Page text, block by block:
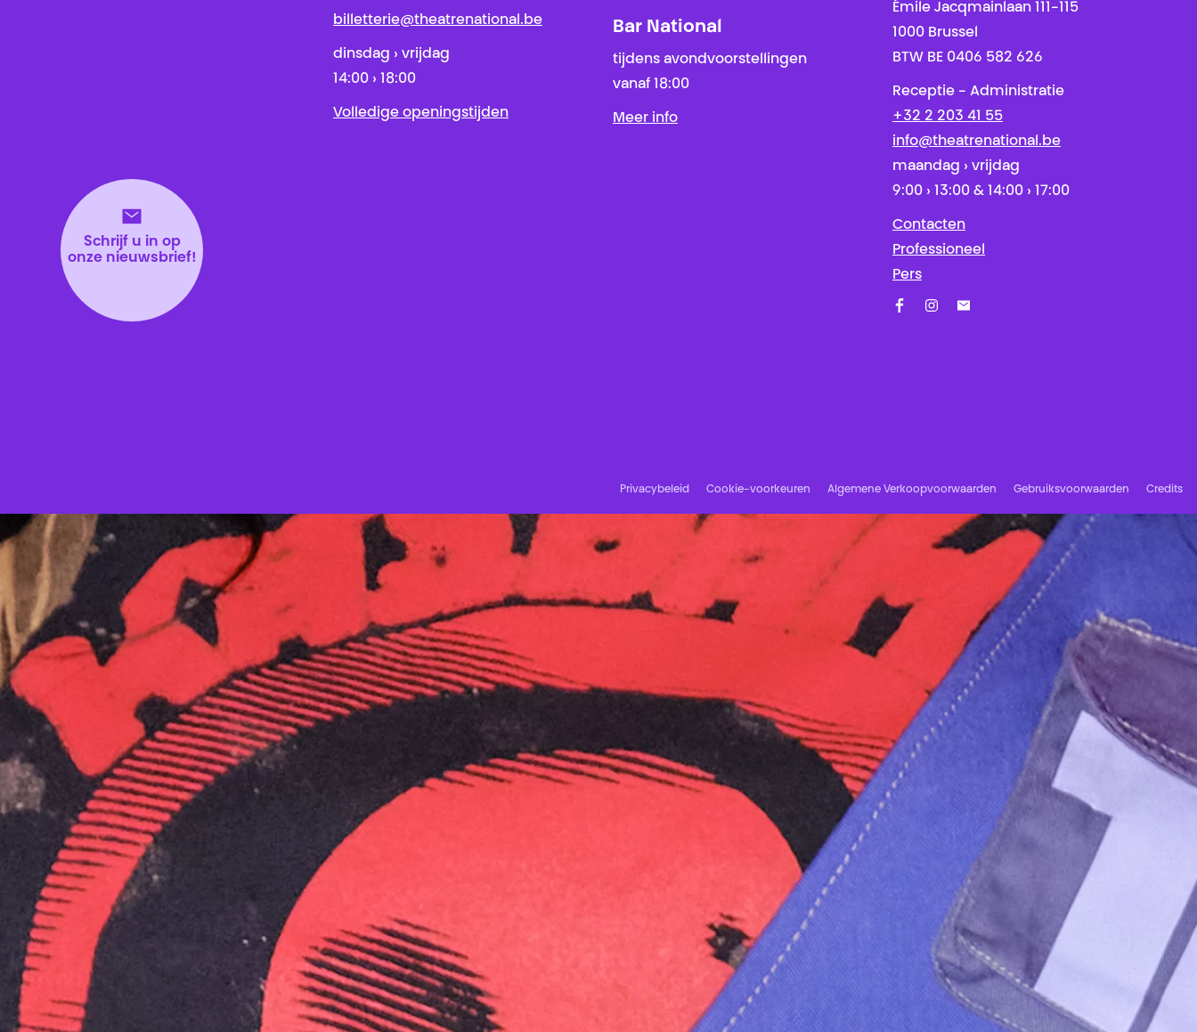
Schrijf u in op
onze nieuwsbrief!
billetterie@theatrenational.be
dinsdag › vrijdag
14:00 › 18:00
Volledige openingstijden
Bar National
tijdens avondvoorstellingen
vanaf 18:00
Meer info
Émile Jacqmainlaan 111-115
1000 Brussel
BTW BE 0406 582 626
Receptie - Administratie
+32 2 203 41 55
info@theatrenational.be
maandag › vrijdag
9:00 › 13:00 & 14:00 › 17:00
Contacten
Professioneel
Pers
Privacybeleid Cookie-voorkeuren Algemene Verkoopvoorwaarden Gebruiksvoorwaarden Credits